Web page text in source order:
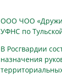
ООО ЧОО
УФНС по
В Росгвардии
назначения